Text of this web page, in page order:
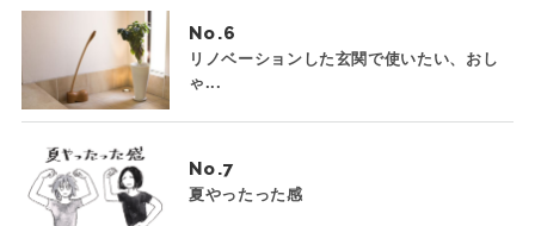
No.
リノベーションした玄関で使いたい、おし
ゃ...
No.
夏やったった感